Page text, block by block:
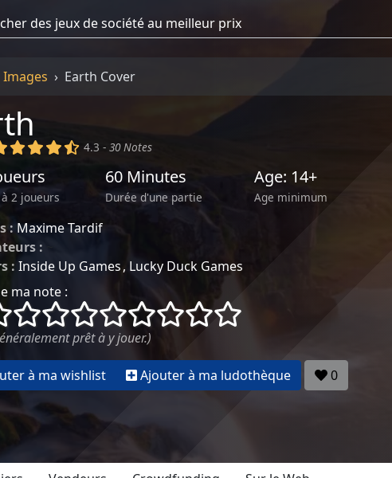
Images Earth Cover
(x) (x) (x) (x) (,)
4.3 -30 Notes
2 joueurs
60 Minutes
Durée d'une partie
Age: 14+
Age minimum
: Maxime Tardif
:
: Inside Up Games Lucky Duck Games
ma note :
() () () () () () () ()
prêt à y jouer.)
à ma wishlist Ajouter à ma ludothèque 0